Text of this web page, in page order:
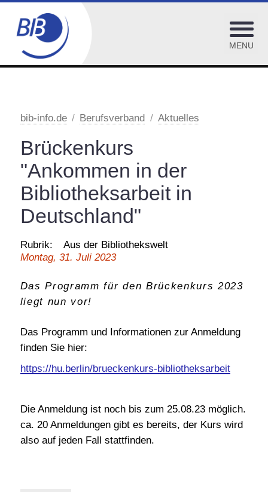
Aktuelles
Geschäftsstelle
Vereinsausschuss
Mitgliederversammlungen
25. Jubiläum des BIB
Mitglied werden
Kommissionen
Arbeitsgruppen
BI-International
Schwerpunktthemen
Publikationen
Satzung, AGBs etc.
Geschichte
bib-info.de Berufsverband Aktuelles
Brückenkurs
"Ankommen in der
Bibliotheksarbeit in
Deutschland"
Rubrik:
Aus der Bibliothekswelt
Montag, 31. Juli 2023
Das Programm für den Brückenkurs 2023
liegt nun vor!
Das Programm und Informationen zur Anmeldung
finden Sie hier:
https://hu.berlin/brueckenkurs-bibliotheksarbeit
Die Anmeldung ist noch bis zum 25.08.23 möglich.
ca. 20 Anmeldungen gibt es bereits, der Kurs wird
also auf jeden Fall stattfinden.
MENU